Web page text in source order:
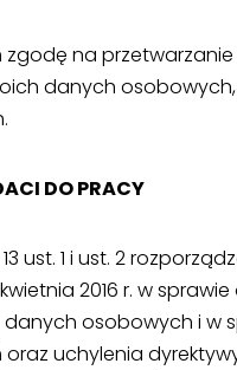
na
danych
DO PRACY
13 ust. 1 i ust. 2
2016 r. w
osobowych i w
uchylenia